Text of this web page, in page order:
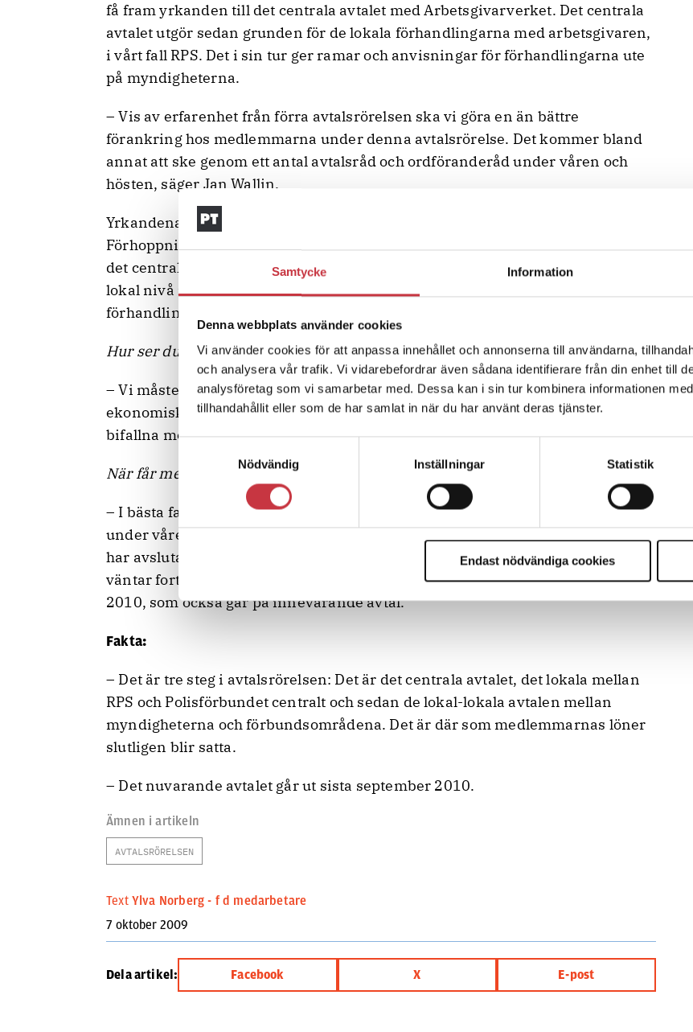
Samtycke Information
Denna webbplats använder cookies
Vi använder cookies för att anpassa innehållet och annonserna till användarna,
och analysera vår trafik. Vi vidarebefordrar även sådana identifierare från din enhet till
analysföretag som vi samarbetar med. Dessa kan i sin tur kombinera informationen
tillhandahållit eller som de har samlat in när du har använt deras tjänster.
Nödvändig
Inställningar Statistik
Endast nödvändiga cookies
få fram yrkanden till det centrala avtalet med Arbetsgivarverket. Det centrala
avtalet utgör sedan grunden för de lokala förhandlingarna med arbetsgivaren,
i vårt fall RPS. Det i sin tur ger ramar och anvisningar för förhandlingarna ute
på myndigheterna.
– Vis av erfarenhet från förra avtalsrörelsen ska vi göra en än bättre
förankring hos medlemmarna under denna avtalsrörelse. Det kommer bland
annat att ske genom ett antal avtalsråd och ordföranderåd under våren och
hösten, säger Jan Wallin.
Yrkandena till de centrala förhandlingarna ska vara inlämnade i juni 2010.
Förhoppningsvis kommer avtalet sedan vara klart till hösten. Samtidigt som
det centrala avtalet förhandlas pågår diskussioner med RPS. Att diskutera på
lokal nivå redan i ett tidigt skede är viktigt för att inte de lokala
förhandlingarna ska dra ut på tiden.
Hur ser du på nästa avtalsrörelse?
– Vi måste ha realistiska förväntningar på avtalsrörelsen utifrån det
ekonomiska läget, men också utifrån de förväntningar som kan skapas genom
bifallna motioner.
När får medlemmarna sina nya löner?
– I bästa fall börjar de lokal-lokala förhandlingarna ute i polismyndigheterna
under våren 2011. Men man ska komma ihåg att flera myndigheter ännu inte
har avslutat revisionstillfället för första oktober 2008, så vissa medlemmar
väntar fortfarande på dessa pengar. Sedan är det revisionstillfället för januari
2010, som också går på innevarande avtal.
Fakta:
– Det är tre steg i avtalsrörelsen: Det är det centrala avtalet, det lokala mellan
RPS och Polisförbundet centralt och sedan de lokal-lokala avtalen mellan
myndigheterna och förbundsområdena. Det är där som medlemmarnas löner
slutligen blir satta.
– Det nuvarande avtalet går ut sista september 2010.
Ämnen i artikeln
AVTALSRÖRELSEN
Text Ylva Norberg - f d medarbetare
7 oktober 2009
Dela artikel: Facebook X E-post